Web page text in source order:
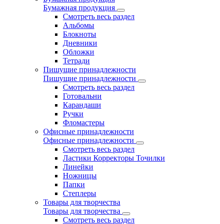
Бумажная продукция
Смотреть весь раздел
Альбомы
Блокноты
Дневники
Обложки
Тетради
Пишущие принадлежности
Пишущие принадлежности
Смотреть весь раздел
Готовальни
Карандаши
Ручки
Фломастеры
Офисные принадлежности
Офисные принадлежности
Смотреть весь раздел
Ластики Корректоры Точилки
Линейки
Ножницы
Папки
Степлеры
Товары для творчества
Товары для творчества
Смотреть весь раздел